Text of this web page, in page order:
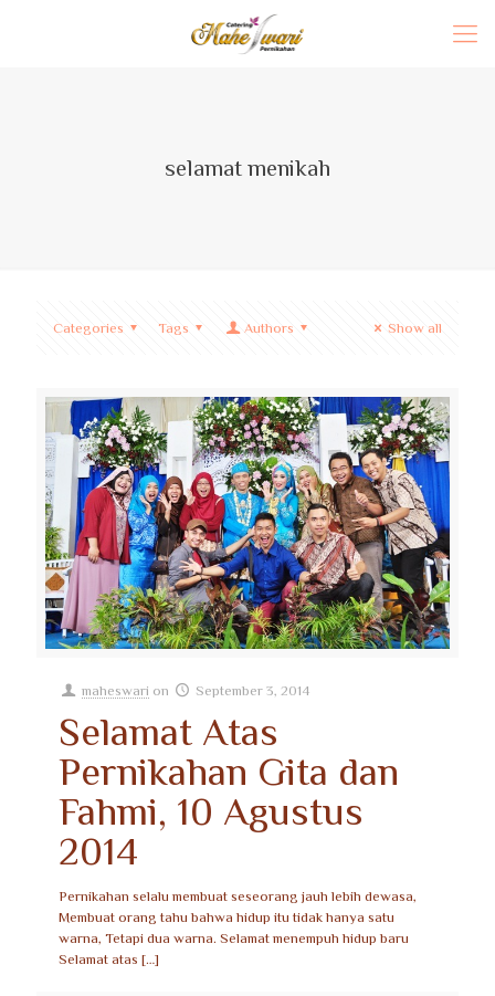
selamat menikah
Categories Tags Authors Show all
maheswari on September 3, 2014
Selamat Atas
Pernikahan Gita dan
Fahmi, 10 Agustus
2014
Pernikahan selalu membuat seseorang jauh lebih dewasa,
Membuat orang tahu bahwa hidup itu tidak hanya satu
warna, Tetapi dua warna. Selamat menempuh hidup baru
Selamat atas […]